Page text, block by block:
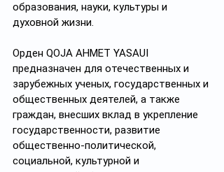
образования, науки, культуры и
духовной жизни.
Орден QOJA AHMET YASAUI
предназначен для отечественных и
зарубежных ученых, государственных и
общественных деятелей, а также
граждан, внесших вклад в укрепление
государственности, развитие
общественно-политической,
социальной, культурной и